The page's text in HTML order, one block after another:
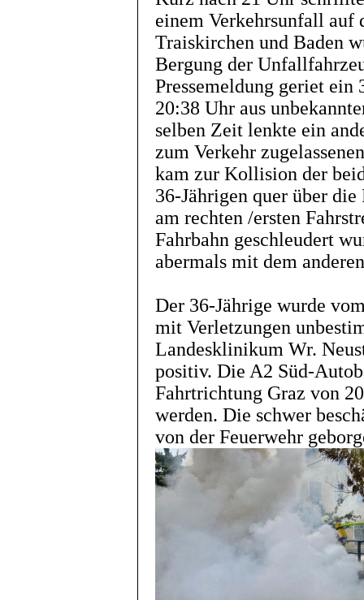
einem Verkehrsunfall auf
Traiskirchen und Baden
Bergung der
Pressemeldung geriet ein
20:38 Uhr aus
selben Zeit lenkte ein
zum Verkehr
kam zur Kollision der
36-Jährigen quer über
am rechten /ersten
Fahrbahn geschleudert
abermals mit dem
Der 36-Jährige wurde
mit Verletzungen
Landesklinikum Wr.
positiv. Die A2 Süd-
Fahrtrichtung Graz von
werden. Die schwer
von der Feuerwehr